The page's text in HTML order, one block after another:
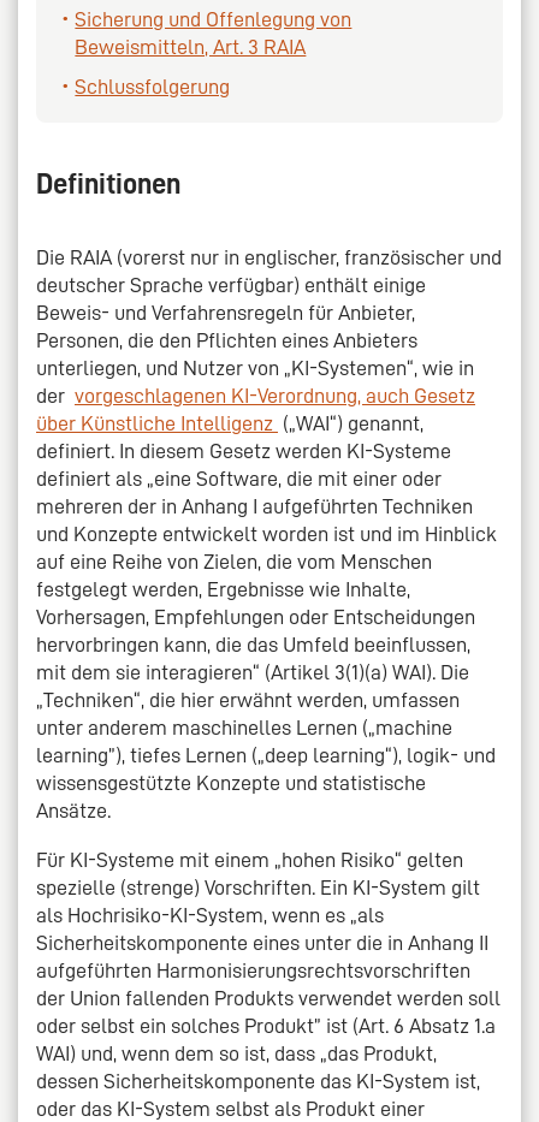
Sicherung und Offenlegung von
Beweismitteln, Art. 3 RAIA
Schlussfolgerung
Definitionen
Die RAIA (vorerst nur in englischer, französischer und
deutscher Sprache verfügbar) enthält einige
Beweis- und Verfahrensregeln für Anbieter,
Personen, die den Pflichten eines Anbieters
unterliegen, und Nutzer von „KI-Systemen“, wie in
der vorgeschlagenen KI-Verordnung, auch Gesetz
über Künstliche Intelligenz („WAI“) genannt,
definiert. In diesem Gesetz werden KI-Systeme
definiert als „eine Software, die mit einer oder
mehreren der in Anhang I aufgeführten Techniken
und Konzepte entwickelt worden ist und im Hinblick
auf eine Reihe von Zielen, die vom Menschen
festgelegt werden, Ergebnisse wie Inhalte,
Vorhersagen, Empfehlungen oder Entscheidungen
hervorbringen kann, die das Umfeld beeinflussen,
mit dem sie interagieren“ (Artikel 3(1)(a) WAI). Die
„Techniken“, die hier erwähnt werden, umfassen
unter anderem maschinelles Lernen („machine
learning”), tiefes Lernen („deep learning“), logik- und
wissensgestützte Konzepte und statistische
Ansätze.
Für KI-Systeme mit einem „hohen Risiko“ gelten
spezielle (strenge) Vorschriften. Ein KI-System gilt
als Hochrisiko-KI-System, wenn es „als
Sicherheitskomponente eines unter die in Anhang II
aufgeführten Harmonisierungsrechtsvorschriften
der Union fallenden Produkts verwendet werden soll
oder selbst ein solches Produkt” ist (Art. 6 Absatz 1.a
WAI) und, wenn dem so ist, dass „das Produkt,
dessen Sicherheitskomponente das KI-System ist,
oder das KI-System selbst als Produkt einer